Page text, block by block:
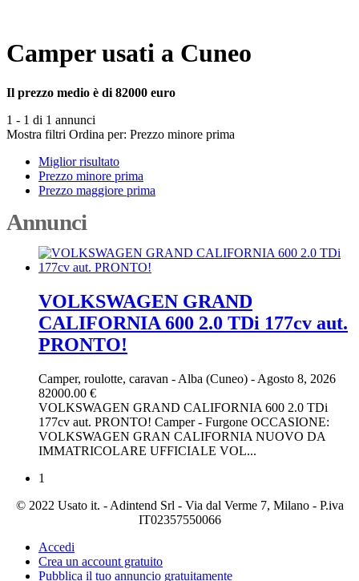
Camper usati a Cuneo
Il prezzo medio è di 82000 euro
1 - 1 di 1 annunci
Mostra filtri Ordina per: Prezzo minore prima
Miglior risultato
Prezzo minore prima
Prezzo maggiore prima
Annunci
VOLKSWAGEN GRAND
CALIFORNIA 600 2.0 TDi 177cv aut.
PRONTO!
Camper, roulotte, caravan - Alba (Cuneo) - Agosto 8, 2026
82000.00 €
VOLKSWAGEN GRAND CALIFORNIA 600 2.0 TDi
177cv aut. PRONTO! Camper - Furgone OCCASIONE:
VOLKSWAGEN GRAN CALIFORNIA NUOVO DA
IMMATRICOLARE UFFICIALE VOL...
1
© 2022 Usato it. - Adintend Srl - Via dal Verme 7, Milano - P.iva
IT02357550066
Accedi
Crea un account gratuito
Pubblica il tuo annuncio gratuitamente